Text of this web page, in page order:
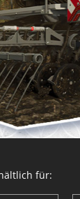
für: